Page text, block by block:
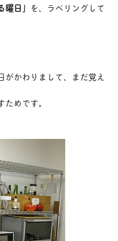
曜日」 を、ラベリングして
かわりまして、まだ覚え
めです。